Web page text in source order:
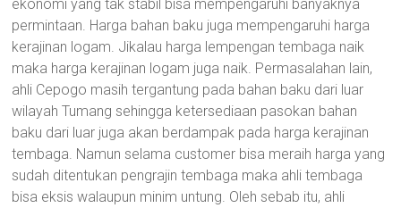
ekonomi yang tak stabil bisa mempengaruhi banyaknya
permintaan. Harga bahan baku juga mempengaruhi harga
kerajinan logam. Jikalau harga lempengan tembaga naik
maka harga kerajinan logam juga naik. Permasalahan lain,
ahli Cepogo masih tergantung pada bahan baku dari luar
wilayah Tumang sehingga ketersediaan pasokan bahan
baku dari luar juga akan berdampak pada harga kerajinan
tembaga. Namun selama customer bisa meraih harga yang
sudah ditentukan pengrajin tembaga maka ahli tembaga
bisa eksis walaupun minim untung. Oleh sebab itu, ahli